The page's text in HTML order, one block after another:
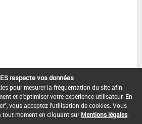
respecte vos données
pour mesurer la fréquentation du site afin
et d'optimiser votre expérience utilisateur. En
vous acceptez l'utilisation de cookies. Vous
tout moment en cliquant sur Mentions légales